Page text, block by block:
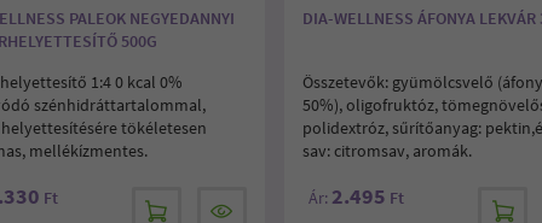
PALEOK NEGYEDANNYI
500G
1:4 0 kcal 0%
szénhidráttartalommal,
tökéletesen
mellékízmentes.
Ft
DIA-WELLNESS ÁFONYA LEKVÁR
Összetevők: gyümölcsvelő
50%), oligofruktóz,
polidextróz, sűrítőanyag:
sav: citromsav, aromák.
Ár: 2.495 Ft